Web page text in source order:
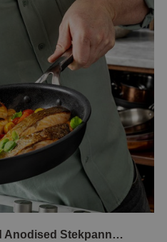
JO Kitchen Essential Hard Anodised Stekpanna 28 cm